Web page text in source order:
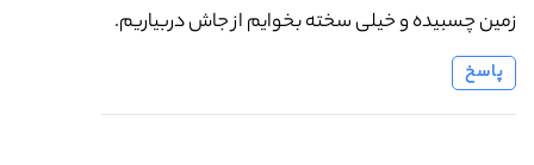
زمین چسبیده و خیلی سخته بخوایم از جاش دربیاریم.
پاسخ